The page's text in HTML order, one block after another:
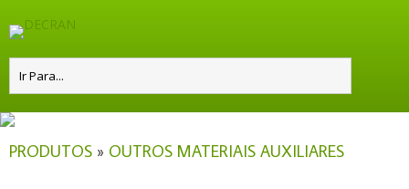
PRODUTOS » OUTROS MATERIAIS AUXILIARES